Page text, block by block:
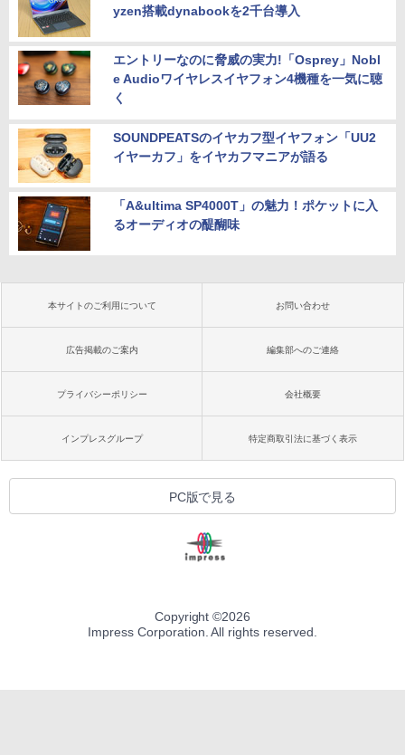
yzen搭載dynabookを2千台導入
エントリーなのに脅威の実力!「Osprey」Nobl
e Audioワイヤレスイヤフォン4機種を一気に聴
く
SOUNDPEATSのイヤカフ型イヤフォン「UU2
イヤーカフ」をイヤカフマニアが語る
「A&ultima SP4000T」の魅力！ポケットに入
るオーディオの醍醐味
本サイトのご利用について お問い合わせ
広告掲載のご案内 編集部へのご連絡
プライバシーポリシー 会社概要
インプレスグループ 特定商取引法に基づく表示
PC版で見る
Copyright ©2026
Impress Corporation. All rights reserved.